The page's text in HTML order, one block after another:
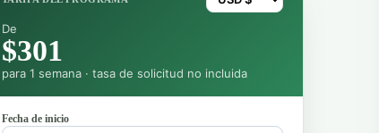
De
$301
para 1 semana · tasa de solicitud no incluida
Fecha de inicio